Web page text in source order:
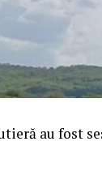
au fost